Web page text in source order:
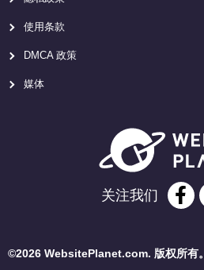
使用条款
DMCA 政策
媒体
关注我们
©2026 WebsitePlanet.com. 版权所有。